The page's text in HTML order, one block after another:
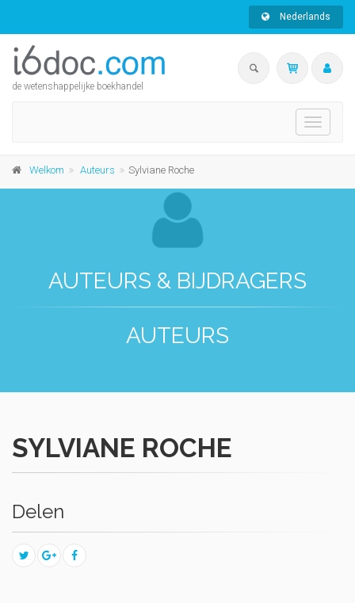
Nederlands
de wetenshappelijke boekhandel
Toggle
Welkom Auteurs Sylviane Roche
AUTEURS & BIJDRAGERS
AUTEURS
SYLVIANE ROCHE
Delen